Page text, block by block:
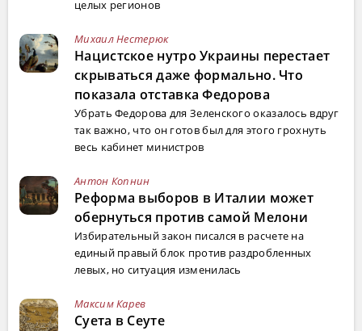
целых регионов
Михаил Нестерюк
Нацистское нутро Украины перестает
скрываться даже формально. Что
показала отставка Федорова
Убрать Федорова для Зеленского оказалось вдруг
так важно, что он готов был для этого грохнуть
весь кабинет министров
Антон Копнин
Реформа выборов в Италии может
обернуться против самой Мелони
Избирательный закон писался в расчете на
единый правый блок против раздробленных
левых, но ситуация изменилась
Максим Карев
Суета в Сеуте